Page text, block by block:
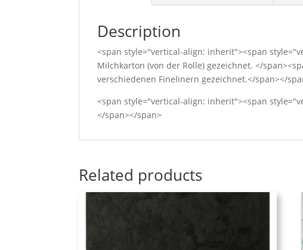
Description
<span style="vertical-align: inherit"><span
Milchkarton (von der Rolle) gezeichnet. </
verschiedenen Finelinern gezeichnet.</span></
<span style="vertical-align: inherit"><span
</span></span>
Related products